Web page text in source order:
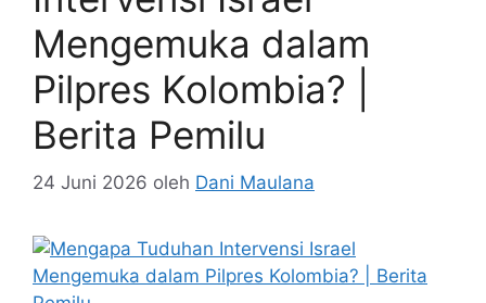
Mengemuka dalam
Pilpres Kolombia? |
Berita Pemilu
24 Juni 2026 oleh Dani Maulana